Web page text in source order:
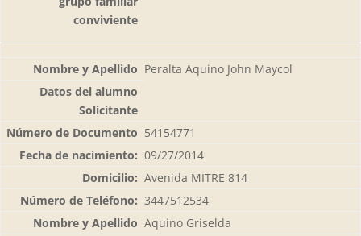
Peralta Aquino John Maycol
54154771
09/27/2014
Avenida MITRE 814
3447512534
Aquino Griselda